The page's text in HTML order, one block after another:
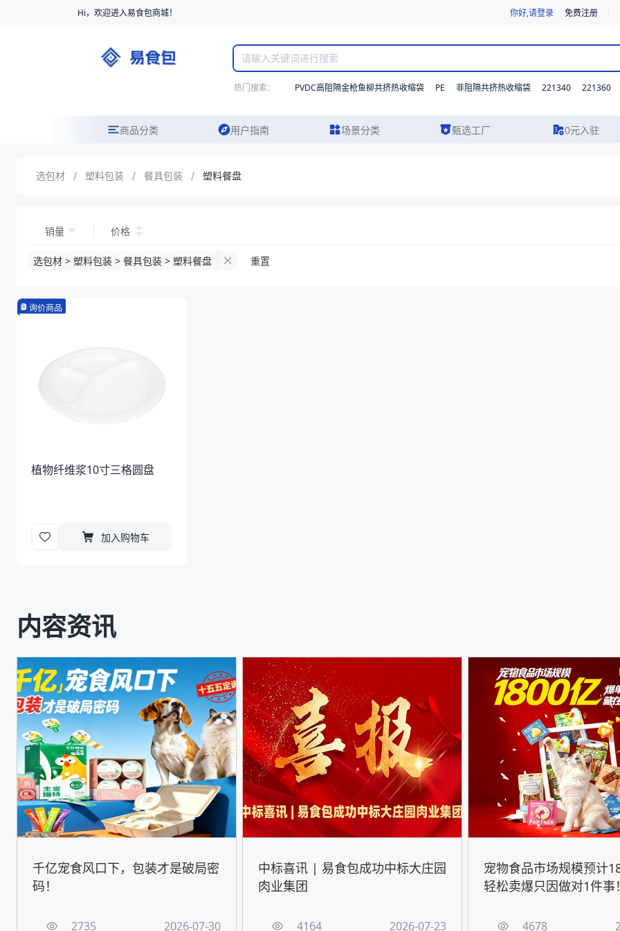
Hi，欢迎进入易食包商城！ 你好,请登录 免费注册
热门搜索： PVDC高阻隔金枪鱼柳共挤热收缩袋 PE 非阻隔共挤热收缩袋 221340 221360
商品分类 用户指南 场景分类 甄选工厂 0元入驻
选包材 / 塑料包装 / 餐具包装 / 塑料餐盘
销量 价格
选包材 > 塑料包装 > 餐具包装 > 塑料餐盘 重置
询价商品
植物纤维浆10寸三格圆盘
加入购物车
内容资讯
千亿宠食风口下，包装才是破局密
码！
2735 2026-07-30
中标喜讯 | 易食包成功中标大庄园
肉业集团
4164 2026-07-23
宠物食品市场规模预计
轻松卖爆只因做对1件事
4678